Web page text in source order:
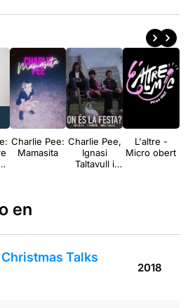
Charlie Pee:
Mamasita
Charlie Pee,
Ignasi
Taltavull i
L'altre -
Micro obert
en
Talks
2018